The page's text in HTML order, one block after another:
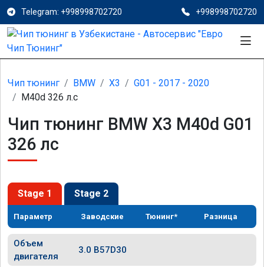
Telegram: +998998702720 +998998702720
Чип тюнинг BMW X3
G01 - 2017 - 2020
M40d 326 л.с
Чип тюнинг BMW X3 M40d G01
326 лс
Stage 1 Stage 2
Параметр Заводские Тюнинг* Разница
Объем
двигателя
3.0 B57D30